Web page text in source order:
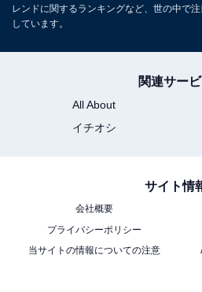
レンドに関するランキングなど、世の中で
しています。
関連サー
All About
イチオシ
サイト情
会社概要
プライバシーポリシー
当サイトの情報についての注意